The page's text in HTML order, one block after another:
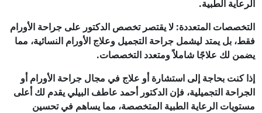
الرعاية الطبية.
التخصصات المتعددة: لا يقتصر تخصص الدكتور على جراحة الأورام
فقط، بل يمتد ليشمل جراحة التجميل وعلاج الأورام النسائية، مما
يضمن لك علاجًا شاملاً ومتعدد التخصصات.
إذا كنت بحاجة إلى استشارة أو علاج في مجال جراحة الأورام أو
الجراحة التجميلية، فإن الدكتور أحمد عاطف البيلي يقدم لك أعلى
مستويات الرعاية الطبية المتخصصة، مما يساهم في تحسين